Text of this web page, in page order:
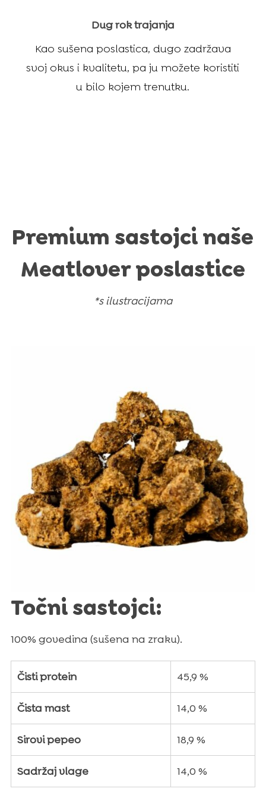
Dug rok trajanja
Kao sušena poslastica, dugo zadržava
svoj okus i kvalitetu, pa ju možete koristiti
u bilo kojem trenutku.
Premium sastojci naše
Meatlover poslastice
*s ilustracijama
Točni sastojci:
100% govedina (sušena na zraku).
Čisti protein 45,9 %
Čista mast 14,0 %
Sirovi pepeo 18,9 %
Sadržaj vlage 14,0 %